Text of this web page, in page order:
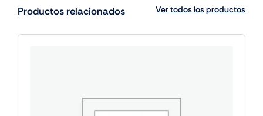
Productos relacionados Ver todos los productos